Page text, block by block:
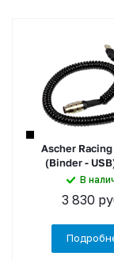
Ascher Racing
(Binder -
В
3 830